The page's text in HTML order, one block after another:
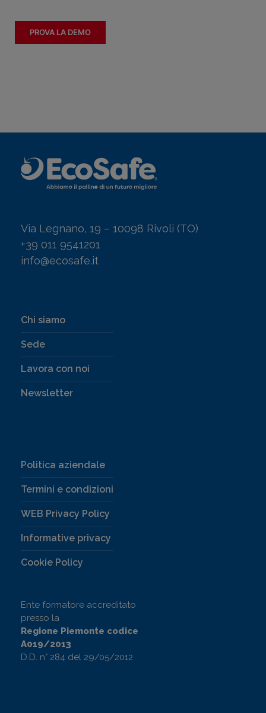
PROVA LA DEMO
Via Legnano, 19 – 10098 Rivoli (TO)
+39 011 9541201
info@ecosafe.it
Chi siamo
Sede
Lavora con noi
Newsletter
Politica aziendale
Termini e condizioni
WEB Privacy Policy
Informative privacy
Cookie Policy
Ente formatore accreditato
presso la
Regione Piemonte codice
A019/2013
D.D. n° 284 del 29/05/2012